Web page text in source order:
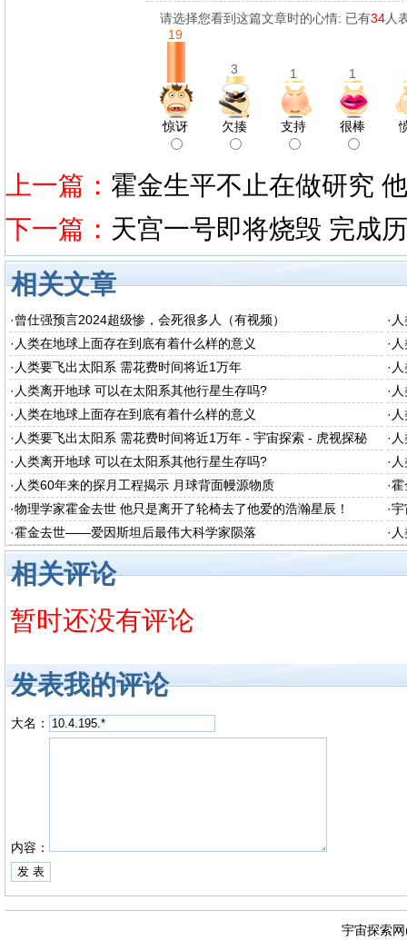
请选择您看到这篇文章时的心情: 已有34人
19
3 1 1
惊讶 欠揍 支持 很棒
上一篇： 霍金生平不止在做研究
下一篇： 天宫一号即将烧毁 完成
相关文章
·曾仕强预言2024超级惨，会死很多人（有视频） ·
· 人类在地球上面存在到底有着什么样的意义 ·
· 人类要飞出太阳系 需花费时间将近1万年 ·
· 人类离开地球 可以在太阳系其他行星生存吗? ·
· 人类在地球上面存在到底有着什么样的意义 ·
· 人类要飞出太阳系 需花费时间将近1万年 - 宇宙探索 - 虎视探秘 ·
· 人类离开地球 可以在太阳系其他行星生存吗? ·
· 人类60年来的探月工程揭示 月球背面幔源物质 ·霍
·物理学家霍金去世 他只是离开了轮椅去了他爱的浩瀚星辰！ ·宇
·霍金去世——爱因斯坦后最伟大科学家陨落 ·
相关评论
暂时还没有评论
发表我的评论
大名：
内容：
宇宙探索